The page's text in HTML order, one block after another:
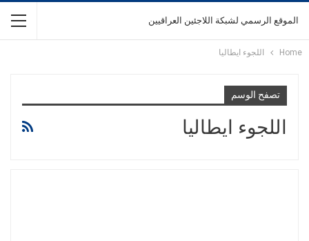
الموقع الرسمي لشبكة اللاجئين العراقيين
Home اللجوء ايطاليا
تصفح الوسم
اللجوء ايطاليا